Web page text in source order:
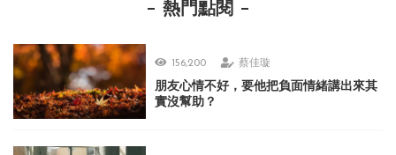
熱門點閱
156,200 蔡佳璇
朋友心情不好，要他把負面情緒講出來其
實沒幫助？